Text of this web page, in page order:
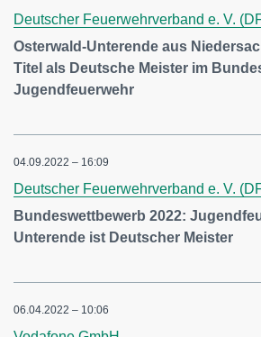
Deutscher Feuerwehrverband e. V.
Osterwald-Unterende aus
Titel als Deutsche Meister im
Jugendfeuerwehr
04.09.2022 – 16:09
Deutscher Feuerwehrverband e. V.
Bundeswettbewerb 2022:
Unterende ist Deutscher Meister
06.04.2022 – 10:06